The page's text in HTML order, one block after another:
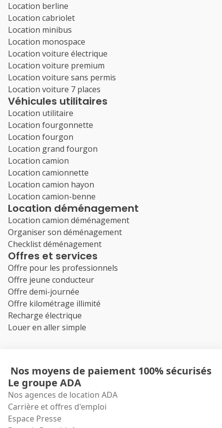
Location berline
Location cabriolet
Location minibus
Location monospace
Location voiture électrique
Location voiture premium
Location voiture sans permis
Location voiture 7 places
Véhicules utilitaires
Location utilitaire
Location fourgonnette
Location fourgon
Location grand fourgon
Location camion
Location camionnette
Location camion hayon
Location camion-benne
Location déménagement
Location camion déménagement
Organiser son déménagement
Checklist déménagement
Offres et services
Offre pour les professionnels
Offre jeune conducteur
Offre demi-journée
Offre kilométrage illimité
Recharge électrique
Louer en aller simple
Nos moyens de paiement 100% sécurisés
Le groupe ADA
Nos agences de location ADA
Carrière et offres d'emploi
Espace Presse